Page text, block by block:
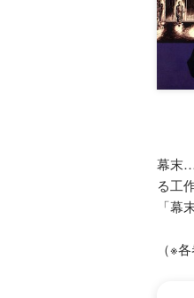
幕末
る工
「幕
（※